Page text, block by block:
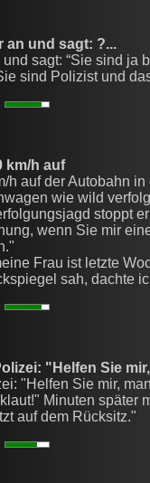
an und sagt: ?...
sagt: “Sie sind ja
sind Polizist und
km/h auf
h auf der Autobahn
wie wild
stoppt
wenn Sie mir
Frau ist letzte
sah, dachte
"Helfen Sie
"Helfen Sie mir,
Minuten später
auf dem Rücksitz."